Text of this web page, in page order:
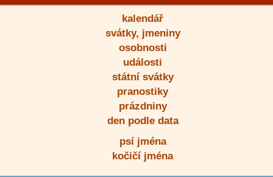
kalendář
svátky, jmeniny
osobnosti
události
státní svátky
pranostiky
prázdniny
den podle data
psí jména
kočičí jména